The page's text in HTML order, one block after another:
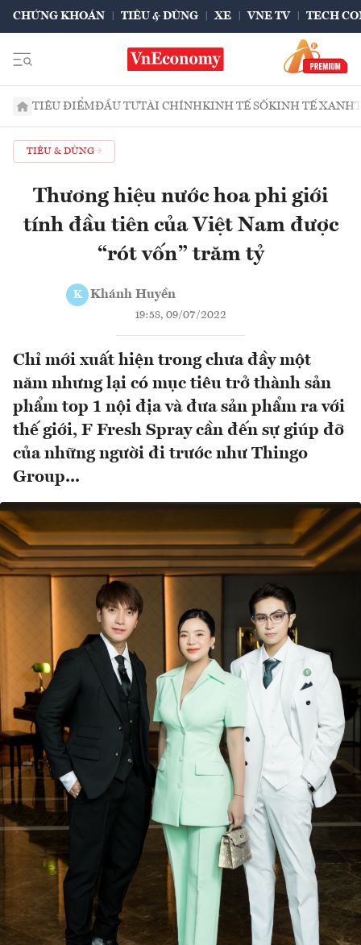
CHỨNG KHOÁN TIÊU & DÙNG XE VNE TV TECH
TIÊU ĐIỂMĐẦU TƯTÀI CHÍNHKINH TẾ SỐKINH TẾ XANH
TIÊU & DÙNG
Thương hiệu nước hoa phi giới
tính đầu tiên của Việt Nam được
“rót vốn” trăm tỷ
K Khánh Huyền
19:58, 09/07/2022
Chỉ mới xuất hiện trong chưa đầy một
năm nhưng lại có mục tiêu trở thành sản
phẩm top 1 nội địa và đưa sản phẩm ra với
thế giới, F Fresh Spray cần đến sự giúp đỡ
của những người đi trước như Thingo
Group...